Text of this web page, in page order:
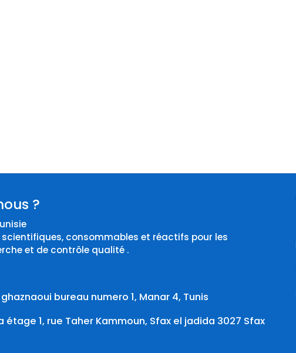
?
consommables et réactifs pour les
et de contrôle qualité .
bureau numero 1, Manar 4, Tunis
étage 1, rue Taher Kammoun, Sfax el jadida 3027 Sfax